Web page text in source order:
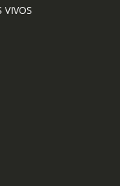
VIVOS